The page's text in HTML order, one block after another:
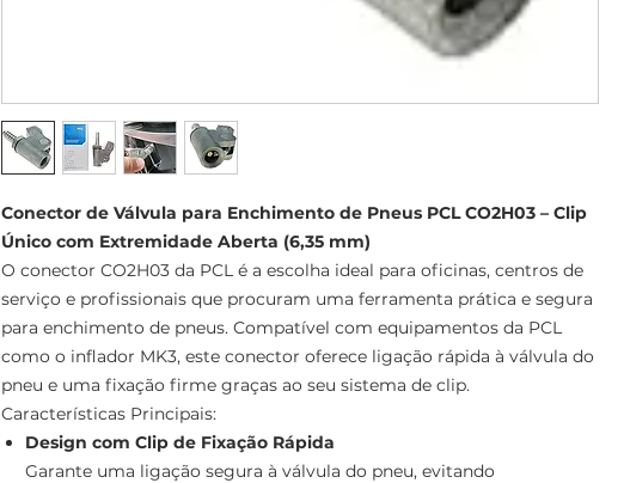
Conector de Válvula para Enchimento de Pneus PCL CO2H03 – Clip
Único com Extremidade Aberta (6,35 mm)
O conector CO2H03 da PCL é a escolha ideal para oficinas, centros de
serviço e profissionais que procuram uma ferramenta prática e segura
para enchimento de pneus. Compatível com equipamentos da PCL
como o inflador MK3, este conector oferece ligação rápida à válvula do
pneu e uma fixação firme graças ao seu sistema de clip.
Características Principais:
Design com Clip de Fixação Rápida
Garante uma ligação segura à válvula do pneu, evitando